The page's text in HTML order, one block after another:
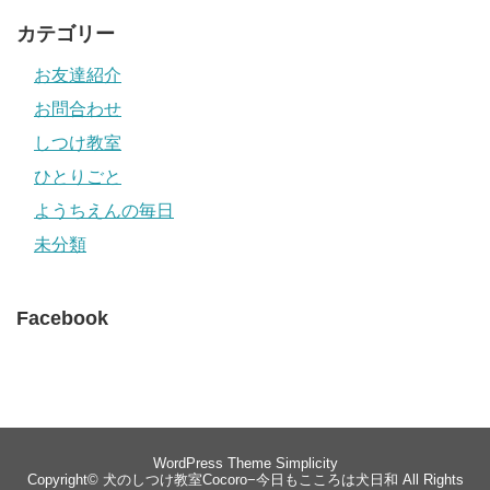
カテゴリー
お友達紹介
お問合わせ
しつけ教室
ひとりごと
ようちえんの毎日
未分類
Facebook
WordPress Theme Simplicity
Copyright© 犬のしつけ教室Cocoro−今日もこころは犬日和 All Rights